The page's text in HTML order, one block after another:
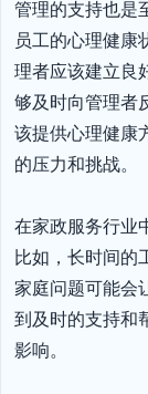
管理的支持也是
员工的心理健康
理者应该建立良
够及时向管理者
该提供心理健康
的压力和挑战。
在家政服务行业
比如，长时间的
家庭问题可能会
到及时的支持和
影响。